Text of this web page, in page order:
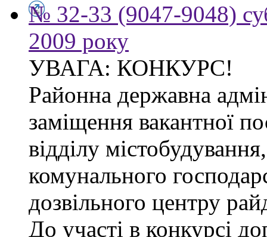
№ 32-33 (9047-9048)
2009 року
УВАГА: КОНКУРС!
Районна державна
заміщення вакантної
відділу
комунального
дозвільного центру
До участі в конкурсі